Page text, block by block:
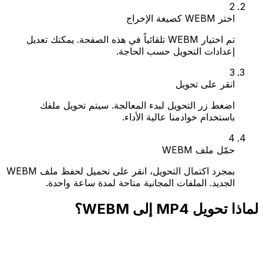
2
اختر WEBM كصيغة الإخراج
تم اختيار WEBM تلقائياً في هذه الصفحة. يمكنك تعديل
إعدادات التحويل حسب الحاجة.
3
انقر على تحويل
اضغط زر التحويل لبدء المعالجة. سيتم تحويل ملفك
باستخدام خوادمنا عالية الأداء.
4
حمّل ملف WEBM
بمجرد اكتمال التحويل، انقر على تحميل لحفظ ملف WEBM
الجديد. الملفات المجانية متاحة لمدة ساعة واحدة.
لماذا تحويل MP4 إلى WEBM؟